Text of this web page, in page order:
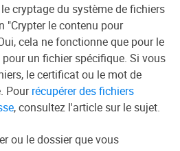
cryptage du système de fichiers
"Crypter le contenu pour
cela ne fonctionne que pour le
un fichier spécifique. Si vous
le certificat ou le mot de
Pourrécupérer des fichiers
, consultez l'article sur le sujet.
ou le dossier que vous